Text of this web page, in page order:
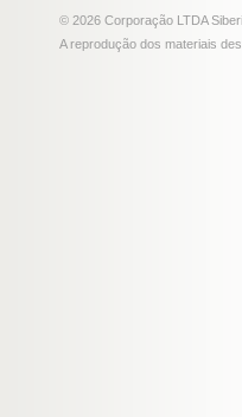
© 2026 Corporação LTDA
A reprodução dos materiais